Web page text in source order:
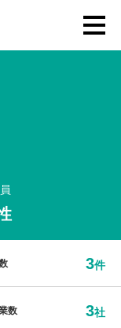
3件
数 3社